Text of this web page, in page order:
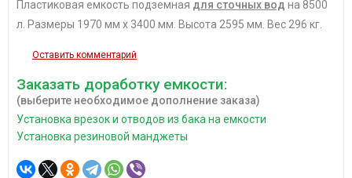
Пластиковая емкость подземная для сточных вод на 8500
л. Размеры 1970 мм х 3400 мм. Высота 2595 мм. Вес 296 кг.
Оставить комментарий
Заказать доработку емкости:
(выберите необходимое дополнение заказа)
Установка врезок и отводов из бака на емкости
Установка резиновой манджеты